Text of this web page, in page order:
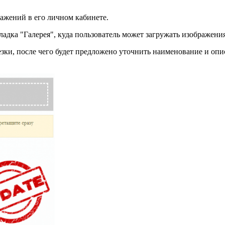
в его личном кабинете.
"Галерея", куда пользователь может загружать
после чего будет предложено уточнить наименование и